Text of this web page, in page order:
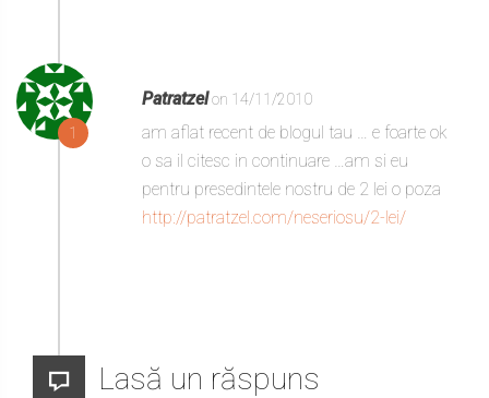
1
Patratzelon 14/11/2010
am aflat recent de blogul tau … e foarte ok
o sa il citesc in continuare …am si eu
pentru presedintele nostru de 2 lei o poza
http://patratzel.com/neseriosu/2-lei/
Lasă un răspuns